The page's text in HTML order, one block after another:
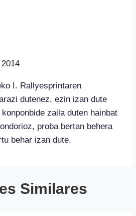
I. Rallyesprintaren
dutenez, ezin izan dute
zaila duten hainbat
proba bertan behera
behar izan dute.
Similares